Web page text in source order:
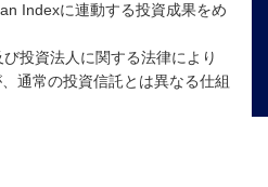
Indexに連動する投資成果をめ
投資法人に関する法律により
通常の投資信託とは異なる仕組